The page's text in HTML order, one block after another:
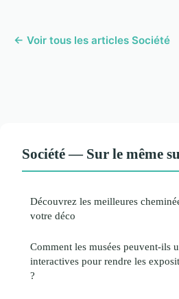
← Voir tous les articles Société
Société — Sur le même
Découvrez les meilleures
votre déco
Comment les musées peuvent-ils
interactives pour rendre les
?